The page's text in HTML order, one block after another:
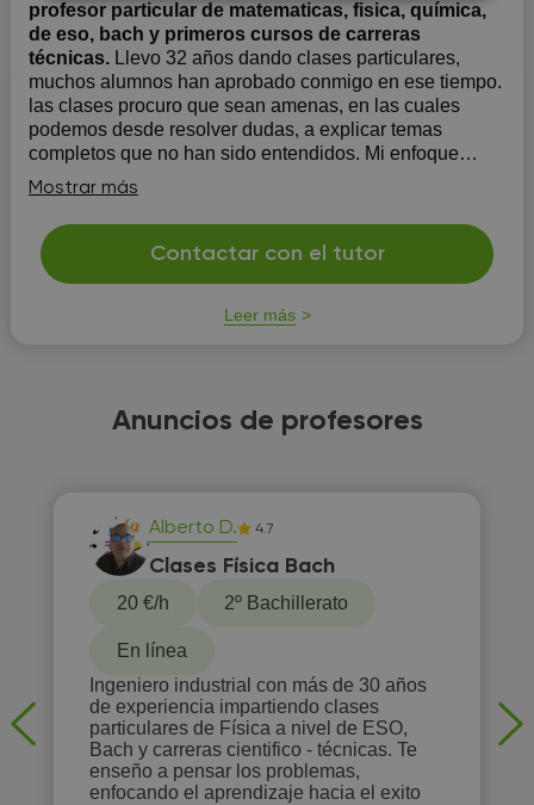
profesor particular de matematicas, fisica, química,
de eso, bach y primeros cursos de carreras
técnicas. Llevo 32 años dando clases particulares,
muchos alumnos han aprobado conmigo en ese tiempo.
las clases procuro que sean amenas, en las cuales
podemos desde resolver dudas, a explicar temas
completos que no han sido entendidos. Mi enfoque
predilecto es hacia a adquisición de conocimiento,
aunque el s...
Mostrar más
Contactar con el tutor
Leer más
Anuncios de profesores
Alberto D. 4.7
Clases Física Bach
20 €/h 2º Bachillerato
En línea
Ingeniero industrial con más de 30 años
de experiencia impartiendo clases
particulares de Física a nivel de ESO,
Bach y carreras cientifico - técnicas. Te
enseño a pensar los problemas,
enfocando el aprendizaje hacia el exito